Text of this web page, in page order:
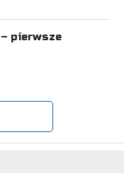
– pierwsze